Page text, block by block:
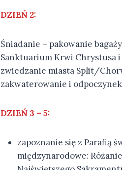
DZIEŃ 2:
Śniadanie – pakowanie
Sanktuarium Krwi Chrystusa
zwiedzanie miasta Split/
zakwaterowanie i
DZIEŃ 3 – 5:
zapoznanie się z Parafią
międzynarodowe: